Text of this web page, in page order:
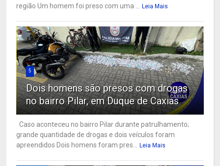
região Um homem foi preso com uma ...
Leia Mais
5
Dois homens são presos com drogas
no bairro Pilar, em Duque de Caxias
Caso aconteceu no bairro Pilar durante patrulhamento;
grande quantidade de drogas e dois veículos foram
apreendidos Dois homens foram pres...
Leia Mais